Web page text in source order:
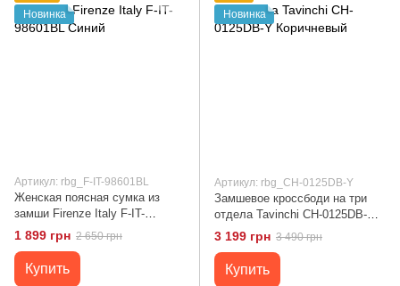
Новинка
Артикул: rbg_F-IT-98601BL
Женская поясная сумка из
замши Firenze Italy F-IT-
98601BL Синий
1 899 грн 2 650 грн
Купить
Новинка
Артикул: rbg_CH-0125DB-Y
Замшевое кроссбоди на три
отдела Tavinchi CH-0125DB-Y
Коричневый
3 199 грн 3 490 грн
Купить